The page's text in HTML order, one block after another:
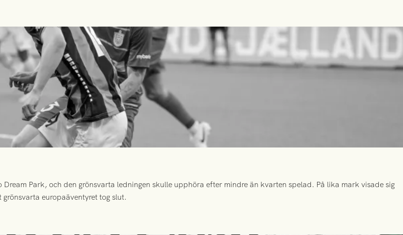
Park, och den grönsvarta ledningen skulle upphöra efter mindre än kvarten spelad. På lika mark visade sig
europaäventyret tog slut.